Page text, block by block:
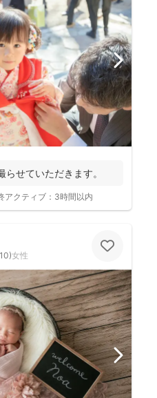
せていただきます。
アクティブ： 3時間以内
)女性